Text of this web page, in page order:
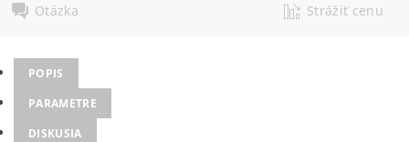
Otázka
Strážiť cenu
POPIS
PARAMETRE
DISKUSIA